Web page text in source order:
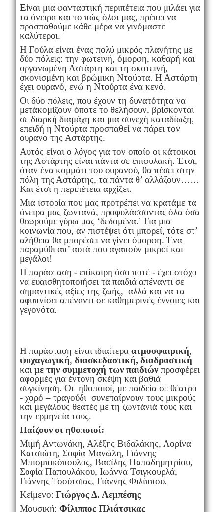
Είναι μια φανταστική περιπέτεια που μιλάει για
τα όνειρα και το πώς όλοι μας, πρέπει να
προσπαθούμε κάθε μέρα να γινόμαστε
καλύτεροι.
Η Γούλα είναι ένας πολύ μικρός πλανήτης με
δύο πόλεις: την φωτεινή, όμορφη, καθαρή και
οργανωμένη Αστάρτη και τη σκοτεινή,
σκονισμένη και βρώμικη Ντούρτα. Η Αστάρτη
έχει ουρανό, ενώ η Ντούρτα ένα κενό.
Οι δύο πόλεις, που έχουν τη δυνατότητα να
μετάκομίζουν όποτε το θελήσουν, βρίσκονται
σε διαρκή διαμάχη και μια συνεχή καταδίωξη,
επειδή η Ντούρτα προσπαθεί να πάρει τον
ουρανό της Αστάρτης.
Αυτός είναι ο λόγος για τον οποίο οι κάτοικοι
της Αστάρτης είναι πάντα σε επιφυλακή. Έτσι,
όταν ένα κομμάτι του ουρανού, θα πέσει στην
πόλη της Αστάρτης, τα πάντα θ’ αλλάξουν……
Και έτσι η περιπέτεια αρχίζει.
Μια ιστορία που μας προτρέπει να κρατάμε τα
όνειρα μας ζωντανά, προφυλάσσοντας όλα όσα
θεωρούμε γύρω μας ‘δεδομένα.΄ Για μια
κοινωνία που, αν πιστέψει ότι μπορεί, τότε στ’
αλήθεια θα μπορέσει να γίνει όμορφη. Ένα
παραμύθι απ’ αυτά που αγαπούν μικροί και
μεγάλοι!
Η παράσταση - επίκαιρη όσο ποτέ - έχει στόχο
να ευαισθητοποιήσει τα παιδιά απέναντι σε
σημαντικές αξίες της ζωής, αλλά και να τα
αφυπνίσει απέναντι σε καθημερινές έννοιες και
γεγονότα.
Η παράσταση είναι ιδιαίτερα ατμοσφαιρική,
ψυχαγωγική, διασκεδαστική, διαδραστική
και με την συμμετοχή των παιδιώνπροσφέρει
αφορμές για έντονη σκέψη και βαθιά
συγκίνηση. Οι ηθοποιοί, με παιδεία σε θέατρο
- χορό – τραγούδι συνεπαίρνουν τους μικρούς
και μεγάλους θεατές με τη ζωντάνιά τους και
την ερμηνεία τους.
Παίζουν οι ηθοποιοί:
Μιμή Αντωνάκη, Αλέξης Βιδαλάκης, Λορίνα
Κατσιώτη, Σοφία Μανώλη, Γιάννης
Μπισμπικόπουλος, Βασίλης Παπαδημητρίου,
Σοφία Παπουλάκου, Ιωάννα Τσιγκουρλά,
Γιάννης Τσούτσιας, Γιάννης Φιλίππου.
Κείμενο: Γιώργος Δ. Λεμπέσης
Μουσική: Φίλιππος Πλιάτσικας